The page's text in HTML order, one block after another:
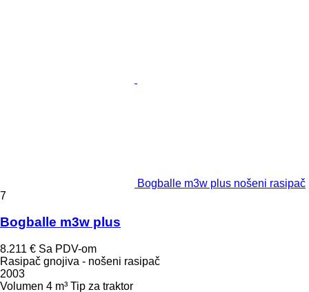
Bogballe m3w plus nošeni rasipač
7
Bogballe m3w plus
8.211 € Sa PDV-om
Rasipač gnojiva - nošeni rasipač
2003
Volumen 4 m³ Tip za traktor